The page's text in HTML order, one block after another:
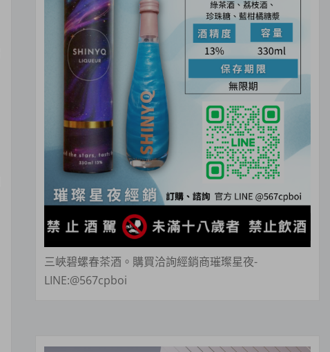
三峽碧螺春茶酒。購買洽詢經銷商璀璨星夜-
LINE:@567cpboi